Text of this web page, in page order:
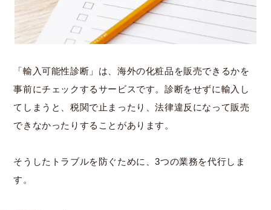
「輸入可能性診断」は、海外の化粧品を販売できるかを
事前にチェックするサービスです。診断をせずに輸入し
てしまうと、税関で止まったり、法律違反になって販売
できなかったりすることがあります。
そうしたトラブルを防ぐために、3つの業務を代行しま
す。